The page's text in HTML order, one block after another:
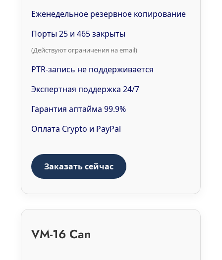
Еженедельное резервное копирование
Порты 25 и 465 закрыты
(Действуют ограничения на email)
PTR-запись не поддерживается
Экспертная поддержка 24/7
Гарантия аптайма 99.9%
Оплата Crypto и PayPal
Заказать сейчас
VM-16 Can